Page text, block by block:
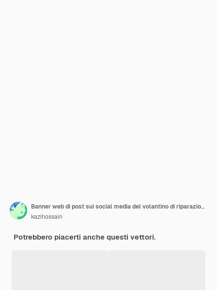
Banner web di post sui social media del volantino di riparazione della casa tuttofare Vettore Premium
kazihossain
Potrebbero piacerti anche questi vettori.